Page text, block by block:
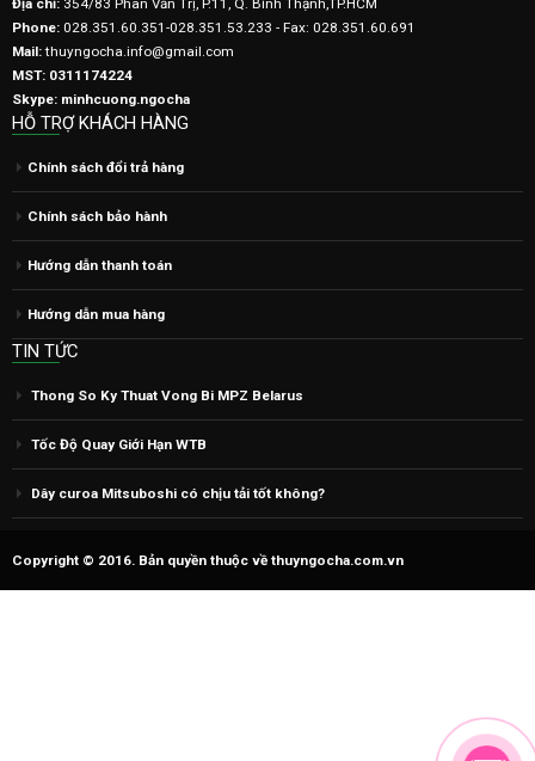
Mail:thuyngocha.info@gmail.com
MST: 0311174224
Skype: minhcuong.ngocha
HỖ TRỢ KHÁCH HÀNG
Chính sách đổi trả hàng
Hướng dẫn mua hàng
TIN TỨC
Thong So Ky Thuat Vong Bi MPZ Belarus
Tốc Độ Quay Giới Hạn WTB
Dây curoa Mitsuboshi có chịu tải tốt không?
Copyright © 2016. Bản quyền thuộc về thuyngocha.com.vn